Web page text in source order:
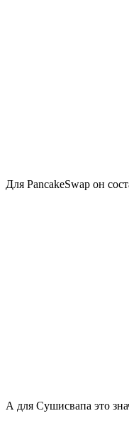
Для PancakeSwap он
А для Сушисвапа это